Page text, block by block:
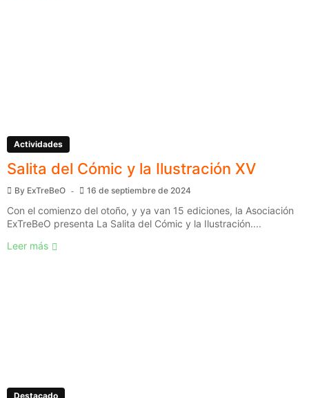
Actividades
Salita del Cómic y la Ilustración XV
By ExTreBeO 16 de septiembre de 2024
Con el comienzo del otoño, y ya van 15 ediciones, la Asociación
ExTreBeO presenta La Salita del Cómic y la Ilustración....
Leer más
Destacado